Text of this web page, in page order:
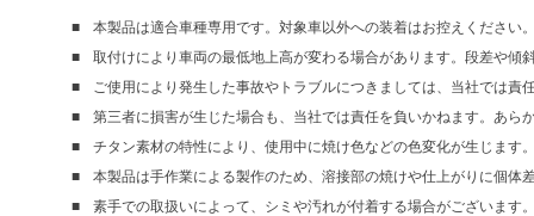
本製品は適合車種専用です。対象車以外への装着はお控えください
取付けにより車両の最低地上高が変わる場合があります。段差や傾
ご使用により発生した事故やトラブルにつきましては、当社では
第三者に損害が生じた場合も、当社では責任を負いかねます。あら
チタン素材の特性により、使用中に焼け色などの色変化が生じま
本製品は手作業による製作のため、溶接部の焼けや仕上がりに個体
素手での取扱いによって、シミや汚れが付着する場合がございます